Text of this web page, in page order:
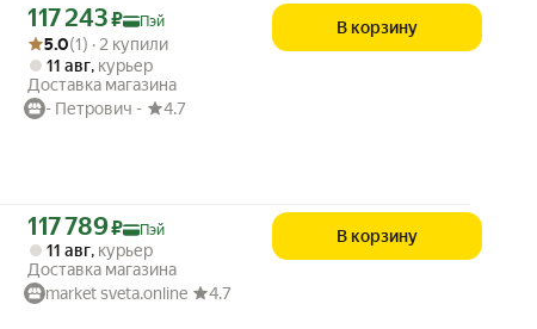
Цена с картой Яндекс Пэй 117243 ₽ вместо
117 243₽
Пэй
Рейтинг товара: 5.0 из 5
Оценок: (1) · 2 купили
5.0(1) · 2 купили
11 авг, курьер
Доставка магазина
- Петрович -
4.7
В корзину
Цена с картой Яндекс Пэй 117789 ₽ вместо
117 789₽ Пэй
11 авг, курьер
Доставка магазина
market sveta.online
4.7
В корзину